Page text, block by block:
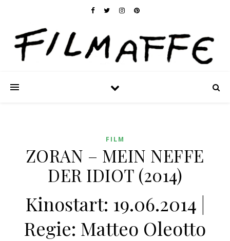
FILM
ZORAN – MEIN NEFFE
DER IDIOT (2014)
Kinostart: 19.06.2014 |
Regie: Matteo Oleotto